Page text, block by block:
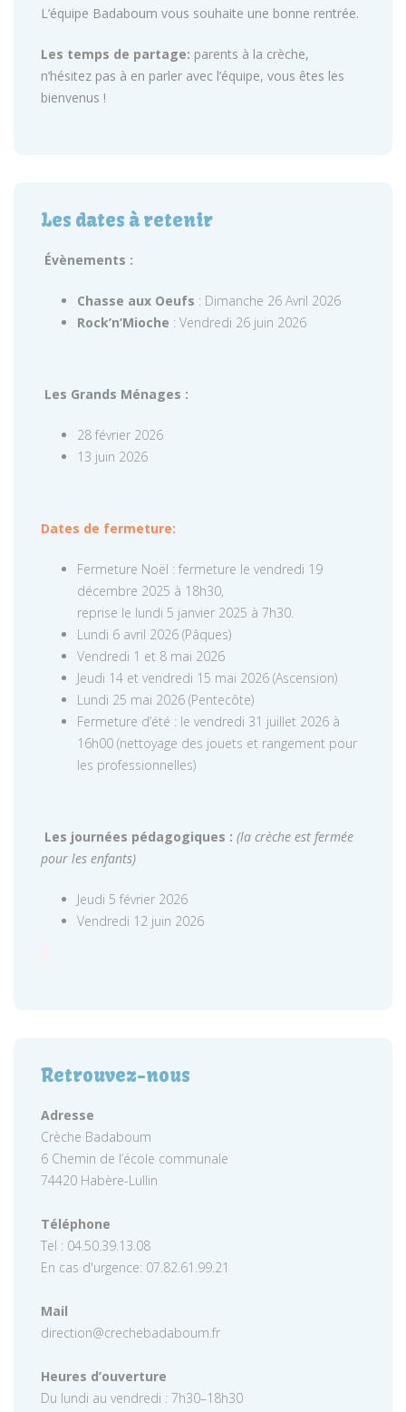
L’équipe Badaboum vous souhaite une bonne rentrée.
Les temps de partage: parents à la crèche,
n’hésitez pas à en parler avec l’équipe, vous êtes les
bienvenus !
Les dates à retenir
Évènements :
Chasse aux Oeufs : Dimanche 26 Avril 2026
Rock’n’Mioche : Vendredi 26 juin 2026
Les Grands Ménages :
28 février 2026
13 juin 2026
Dates de fermeture:
Fermeture Noël : fermeture le vendredi 19
décembre 2025 à 18h30,
reprise le lundi 5 janvier 2025 à 7h30.
Lundi 6 avril 2026 (Pâques)
Vendredi 1 et 8 mai 2026
Jeudi 14 et vendredi 15 mai 2026 (Ascension)
Lundi 25 mai 2026 (Pentecôte)
Fermeture d’été : le vendredi 31 juillet 2026 à
16h00 (nettoyage des jouets et rangement pour
les professionnelles)
Les journées pédagogiques : (la crèche est fermée
pour les enfants)
Jeudi 5 février 2026
Vendredi 12 juin 2026
Retrouvez-nous
Adresse
Crèche Badaboum
6 Chemin de l’école communale
74420 Habère-Lullin
Téléphone
Tel : 04.50.39.13.08
En cas d'urgence: 07.82.61.99.21
Mail
direction@crechebadaboum.fr
Heures d’ouverture
Du lundi au vendredi : 7h30–18h30